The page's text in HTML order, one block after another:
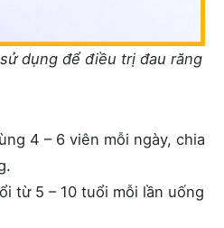
dụng để điều trị đau răng
4 – 6 viên mỗi ngày, chia
từ 5 – 10 tuổi mỗi lần uống